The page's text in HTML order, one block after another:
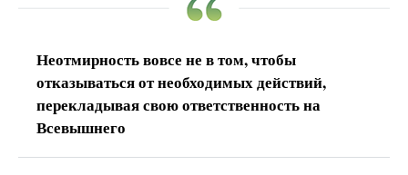
Неотмирность вовсе не в том, чтобы
отказываться от необходимых действий,
перекладывая свою ответственность на
Всевышнего